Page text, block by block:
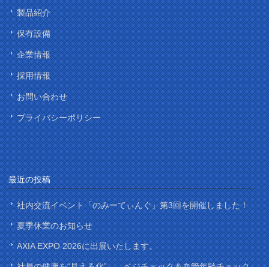
製品紹介
保有設備
企業情報
採用情報
お問い合わせ
プライバシーポリシー
最近の投稿
社内交流イベント「のみーてぃんぐ」第3回を開催しました！
夏季休業のお知らせ
AXIA EXPO 2026に出展いたします。